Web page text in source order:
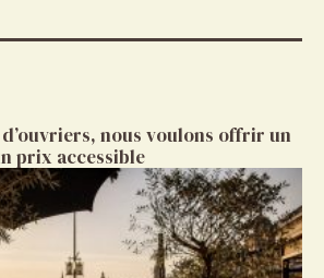
nous voulons offrir un
prix accessible